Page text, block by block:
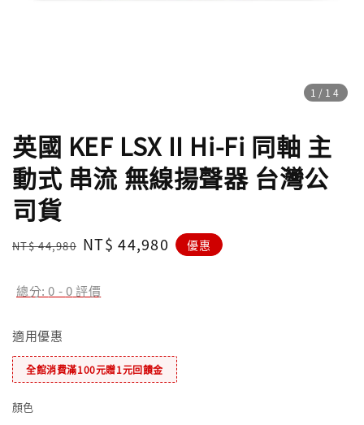
1 /14
英國 KEF LSX II Hi-Fi 同軸 主
動式 串流 無線揚聲器 台灣公
司貨
Regular
NT$ 44,980 Sale
NT$ 44,980 優惠
總分:0 -0評價
適用優惠
全館消費滿100元贈1元回饋金
顏色